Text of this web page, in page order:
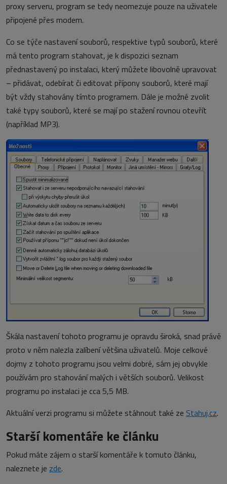
proxy serveru, program se tedy neomezuje pouze na uživatele
připojené přes modem.
Co se týče nastavení souborů, respektive typů souborů, které
má tento program stahovat, je k dispozici seznam
přednastavený po instalaci, který můžete libovolně upravovat
– přidávat, odebírat či editovat přípony souborů, které mají
být vždy stahovány tímto programem. Dále je možné zvolit
také typy souborů, které se mají po stažení rovnou otevřít
(například MP3).
Škála nastavení tohoto programu je opravdu široká, snad právě
proto v něm nalezla zalíbení většina uživatelů. Moje celkové
dojmy z tohoto programu jsou velmi dobré, sám jej obvykle
používám pro stahování malých i větších souborů. Velikost
programu po instalaci je cca 5,5 MB.
Aktuální verzi programu si můžete stáhnout také ze Stahuj.cz.
Starší komentáře ke článku
Pokud máte zájem o starší komentáře k tomuto článku,
naleznete je zde.